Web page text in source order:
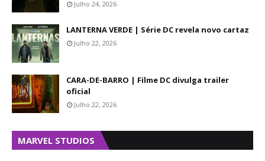
Julho 24, 2026
LANTERNA VERDE | Série DC revela novo cartaz
Julho 22, 2026
CARA-DE-BARRO | Filme DC divulga trailer
oficial
Julho 22, 2026
MARVEL STUDIOS